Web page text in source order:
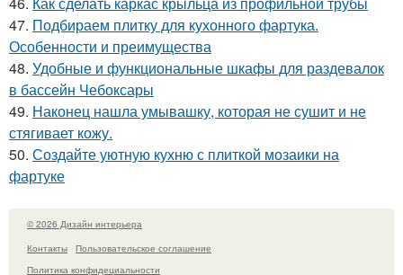
47. Подбираем плитку для кухонного фартука.
Особенности и преимущества
48. Удобные и функциональные шкафы для раздевалок
в бассейн Чебоксары
49. Наконец нашла умывашку, которая не сушит и не
стягивает кожу.
50. Создайте уютную кухню с плиткой мозаики на
фартуке
© 2026 Дизайн интерьера
Контакты
Пользовательское соглашение
Политика конфидециальности